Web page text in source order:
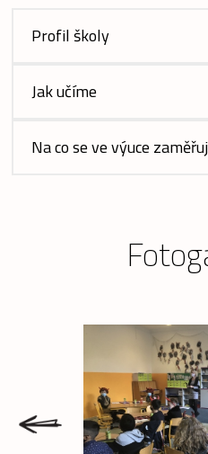
Profil školy
Jak učíme
Na co se ve výuce